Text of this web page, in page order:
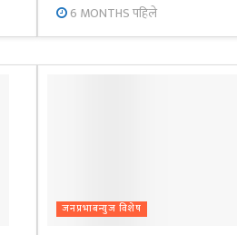
6 MONTHS पहिले
जनप्रभाबन्युज विशेष